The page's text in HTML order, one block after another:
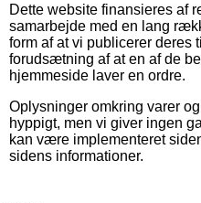
Dette website finansieres af
samarbejde med en lang
form af at vi publicerer deres
forudsætning af at en af de
hjemmeside laver en ordre.
Oplysninger omkring varer
hyppigt, men vi giver ingen
kan være implementeret
sidens informationer.